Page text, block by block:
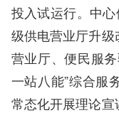
投入试运行。中
级供电营业厅升
营业厅、便民服务
一站八能”综合服
常态化开展理论